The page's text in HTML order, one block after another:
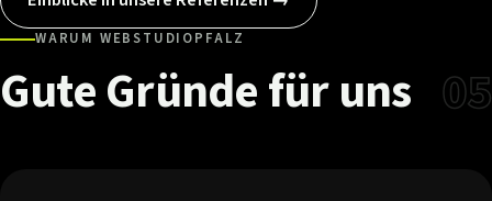
WARUM WEBSTUDIOPFALZ
GuteGründefüruns 05